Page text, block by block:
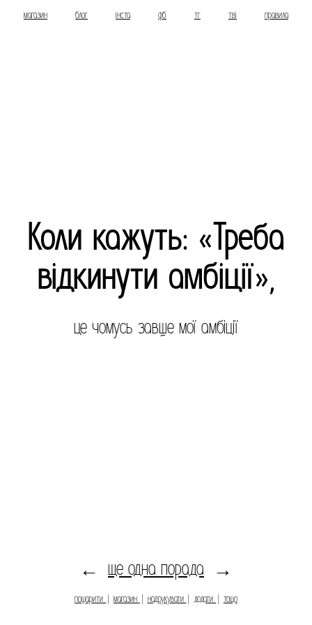
магазин блог інста фб тг тві правила
Коли кажуть: «Треба
відкинути амбіції»,
це чомусь завше мої амбіції
← ще одна порада →
пошарити магазин надрукувати додати тощо